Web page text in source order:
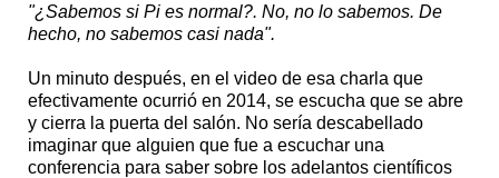
"¿Sabemos si Pi es normal?. No, no lo sabemos. De
hecho, no sabemos casi nada".
Un minuto después, en el video de esa charla que
efectivamente ocurrió en 2014, se escucha que se abre
y cierra la puerta del salón. No sería descabellado
imaginar que alguien que fue a escuchar una
conferencia para saber sobre los adelantos científicos